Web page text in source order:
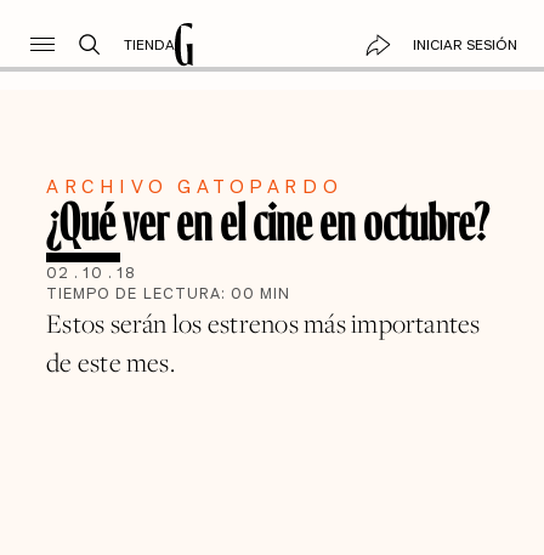
TIENDA INICIAR SESIÓN
ARCHIVO GATOPARDO
¿Qué ver en el cine en octubre?
02 . 10 . 18
TIEMPO DE LECTURA: 00 MIN
Estos serán los estrenos más importantes
de este mes.